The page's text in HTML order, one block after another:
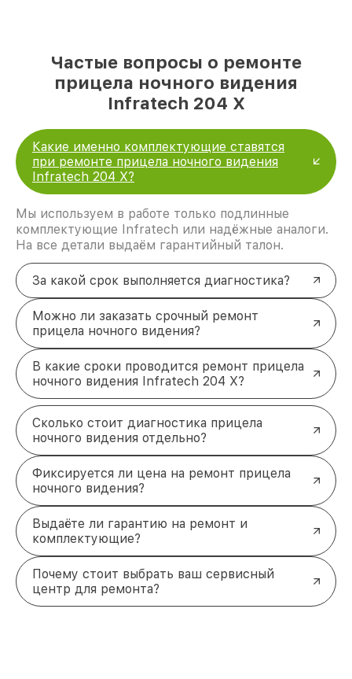
Частые вопросы о ремонте
прицела ночного видения
Infratech 204 Х
Какие именно комплектующие ставятся
при ремонте прицела ночного видения
Infratech 204 Х?
Мы используем в работе только подлинные
комплектующие Infratech или надёжные аналоги.
На все детали выдаём гарантийный талон.
За какой срок выполняется диагностика?
Можно ли заказать срочный ремонт
прицела ночного видения?
В какие сроки проводится ремонт прицела
ночного видения Infratech 204 Х?
Сколько стоит диагностика прицела
ночного видения отдельно?
Фиксируется ли цена на ремонт прицела
ночного видения?
Выдаёте ли гарантию на ремонт и
комплектующие?
Почему стоит выбрать ваш сервисный
центр для ремонта?